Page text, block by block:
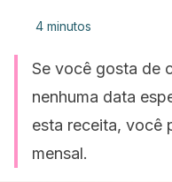
4 minutos
Se você gosta de
nenhuma data
esta receita, você
mensal.